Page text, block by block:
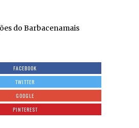
do Barbacenamais
FACEBOOK
TWITTER
GOOGLE
PINTEREST